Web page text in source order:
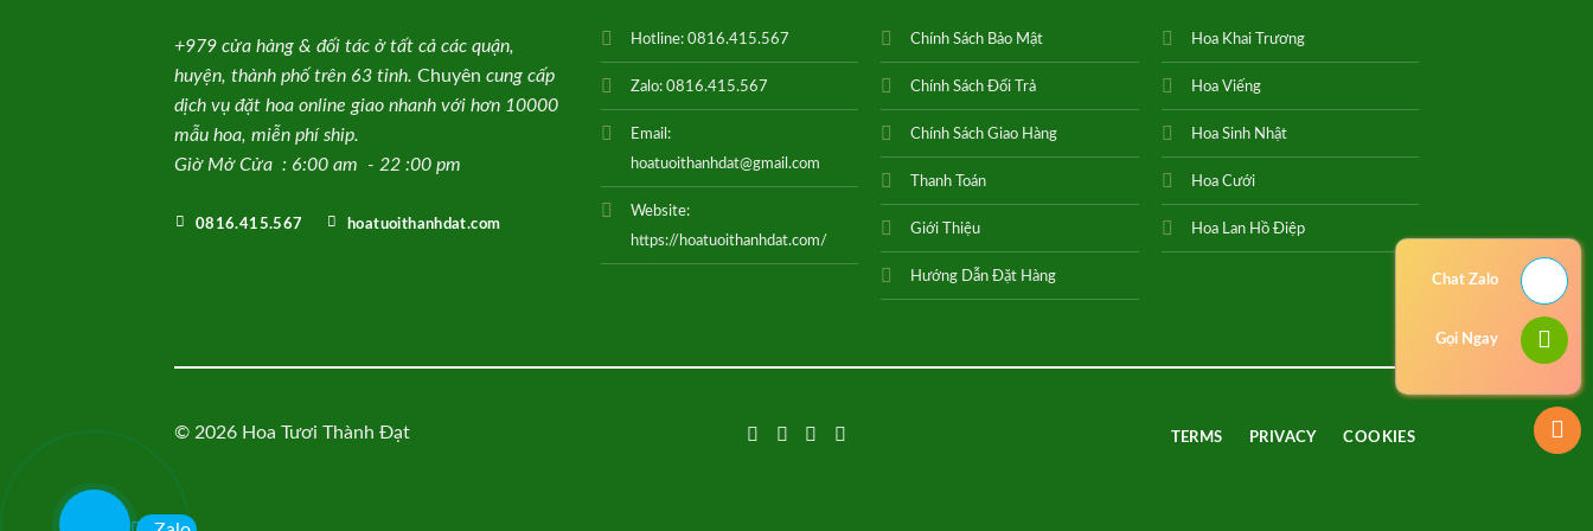
+979 cửa hàng & đối tác ở tất cả các quận,
huyện, thành phố trên 63 tỉnh. Chuyên cung cấp
dịch vụ đặt hoa online giao nhanh với hơn 10000
mẫu hoa, miễn phí ship.
Giờ Mở Cửa : 6:00 am - 22 :00 pm
0816.415.567 hoatuoithanhdat.com
Hotline: 0816.415.567
Zalo: 0816.415.567
Email:
hoatuoithanhdat@gmail.com
Website:
https://hoatuoithanhdat.com/
Chính Sách Bảo Mật
Chính Sách Đổi Trả
Chính Sách Giao Hàng
Thanh Toán
Giới Thiệu
Hướng Dẫn Đặt Hàng
Hoa Khai Trương
Hoa Viếng
Hoa Sinh Nhật
Hoa Cưới
Hoa Lan Hồ Điệp
© 2026 Hoa Tươi Thành Đạt TERMS PRIVACY COOKIES
Chat Zalo
Gọi Ngay